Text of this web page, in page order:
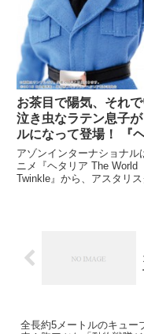
お茶目で陽気、それ
泣き虫なラテン息子
ルになって登場！ 『
リア The World
イタリア発売
アゾンインターナショナル
ニメ『ヘタリア The World
Twinkle』から、アスタリス
全長約5メートルのキュー